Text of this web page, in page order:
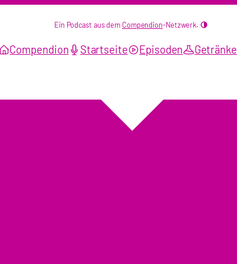
Ein Podcast aus dem Compendion-Netzwerk.
Compendion Startseite Episoden Getränke